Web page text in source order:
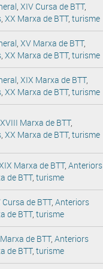
, XIV Cursa de BTT,
, XX Marxa de BTT, turisme
, XV Marxa de BTT,
, XX Marxa de BTT, turisme
, XIX Marxa de BTT,
, XX Marxa de BTT, turisme
XVIII Marxa de BTT,
, XX Marxa de BTT, turisme
Marxa de BTT, Anteriors
de BTT, turisme
Cursa de BTT, Anteriors
de BTT, turisme
de BTT, Anteriors
de BTT, turisme